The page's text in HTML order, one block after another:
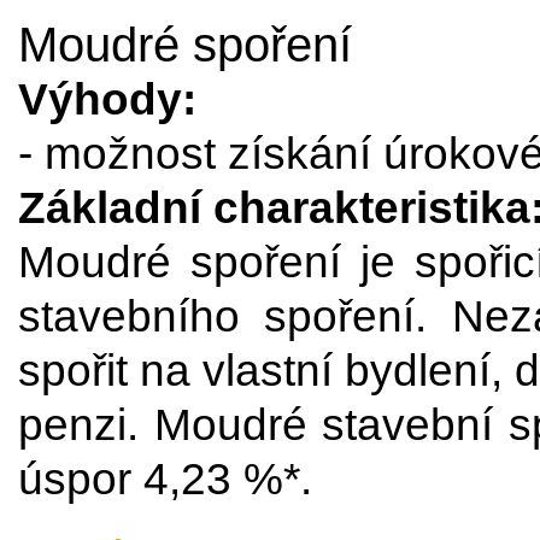
Moudré spoření
Výhody:
- možnost získání
Základní
Moudré spoření je
stavebního spoření.
spořit na vlastní bydlení,
penzi. Moudré stavební
úspor 4,23 %*.